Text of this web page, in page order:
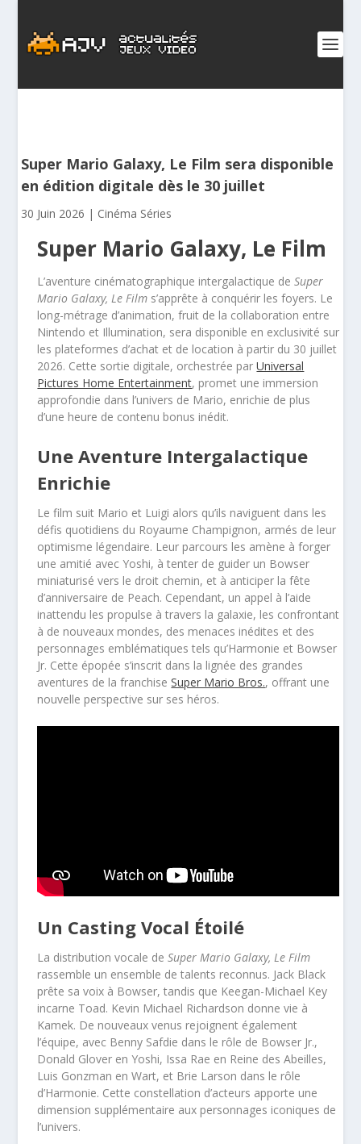
Super Mario Galaxy, Le Film sera disponible
en édition digitale dès le 30 juillet
30 Juin 2026 | Cinéma Séries
Super Mario Galaxy, Le Film
L’aventure cinématographique intergalactique deSuper
Mario Galaxy, Le Film s’apprête à conquérir les foyers. Le
long-métrage d’animation, fruit de la collaboration entre
Nintendo et Illumination, sera disponible en exclusivité sur
les plateformes d’achat et de location à partir du 30 juillet
2026. Cette sortie digitale, orchestrée parUniversal
Pictures Home Entertainment, promet une immersion
approfondie dans l’univers de Mario, enrichie de plus
d’une heure de contenu bonus inédit.
Une Aventure Intergalactique
Enrichie
Le film suit Mario et Luigi alors qu’ils naviguent dans les
défis quotidiens du Royaume Champignon, armés de leur
optimisme légendaire. Leur parcours les amène à forger
une amitié avec Yoshi, à tenter de guider un Bowser
miniaturisé vers le droit chemin, et à anticiper la fête
d’anniversaire de Peach. Cependant, un appel à l’aide
inattendu les propulse à travers la galaxie, les confrontant
à de nouveaux mondes, des menaces inédites et des
personnages emblématiques tels qu’Harmonie et Bowser
Jr. Cette épopée s’inscrit dans la lignée des grandes
aventures de la franchiseSuper Mario Bros., offrant une
nouvelle perspective sur ses héros.
Un Casting Vocal Étoilé
La distribution vocale deSuper Mario Galaxy, Le Film
rassemble un ensemble de talents reconnus. Jack Black
prête sa voix à Bowser, tandis que Keegan-Michael Key
incarne Toad. Kevin Michael Richardson donne vie à
Kamek. De nouveaux venus rejoignent également
l’équipe, avec Benny Safdie dans le rôle de Bowser Jr.,
Donald Glover en Yoshi, Issa Rae en Reine des Abeilles,
Luis Gonzman en Wart, et Brie Larson dans le rôle
d’Harmonie. Cette constellation d’acteurs apporte une
dimension supplémentaire aux personnages iconiques de
l’univers.